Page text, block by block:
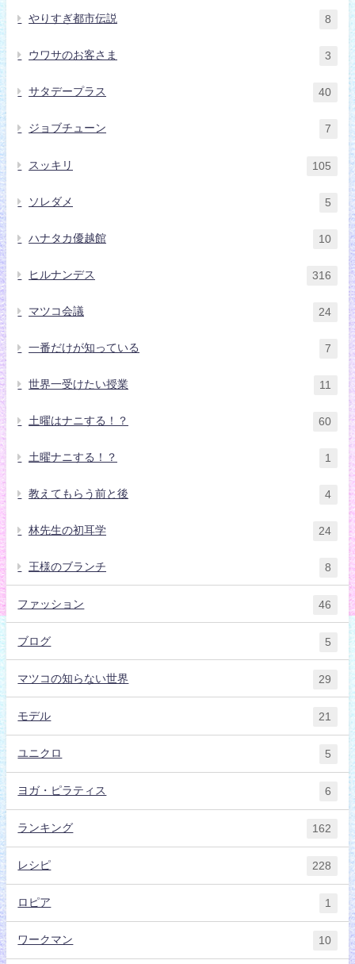
やりすぎ都市伝説 8
ウワサのお客さま 3
サタデープラス 40
ジョブチューン 7
スッキリ 105
ソレダメ 5
ハナタカ優越館 10
ヒルナンデス 316
マツコ会議 24
一番だけが知っている 7
世界一受けたい授業 11
土曜はナニする！？ 60
土曜ナニする！？ 1
教えてもらう前と後 4
林先生の初耳学 24
王様のブランチ 8
ファッション 46
ブログ 5
マツコの知らない世界 29
モデル 21
ユニクロ 5
ヨガ・ピラティス 6
ランキング 162
レシピ 228
ロピア 1
ワークマン 10